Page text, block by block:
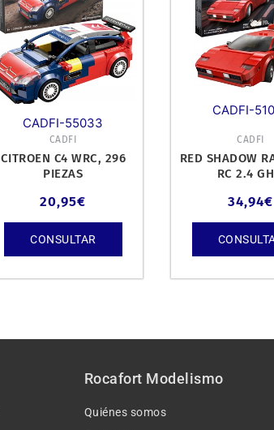
CADFI-55033
CADFI
CITROEN C4 WRC, 296
PIEZAS
20,95€
CONSULTAR
CADFI-
CADFI
RED SHADOW
RC 2.4
34,94€
Rocafort Modelismo
Quiénes somos